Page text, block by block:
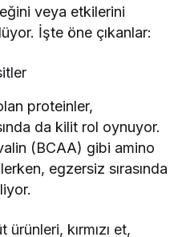
veya etkilerini
İşte öne çıkanlar:
proteinler,
da kilit rol oynuyor.
(BCAA) gibi amino
egzersiz sırasında
kırmızı et,